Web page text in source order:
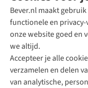
Bever.nl maakt
functionele en
onze website goed en
we altijd.
Accepteer je alle
verzamelen en delen
van analytische,
Direct advies van
+31 (0)85 888 50
+31 6 12 28 49 80